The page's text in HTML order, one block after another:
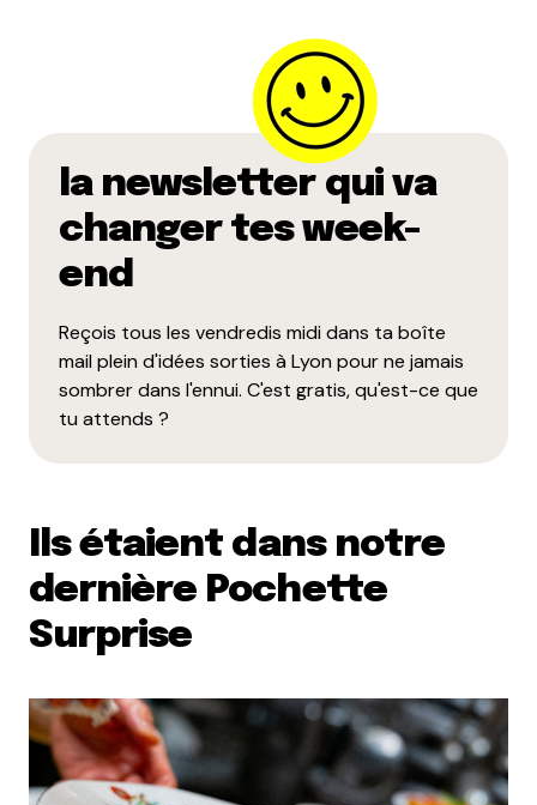
la newsletter qui va
changer tes week-
end
Reçois tous les vendredis midi dans ta boîte
mail plein d'idées sorties à Lyon pour ne jamais
sombrer dans l'ennui. C'est gratis, qu'est-ce que
tu attends ?
Ils étaient dans notre
dernière Pochette
Surprise